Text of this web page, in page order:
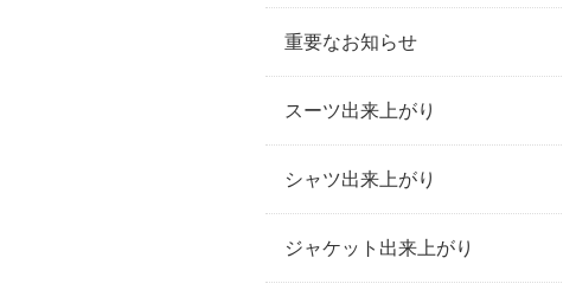
重要なお知らせ
スーツ出来上がり
シャツ出来上がり
ジャケット出来上がり